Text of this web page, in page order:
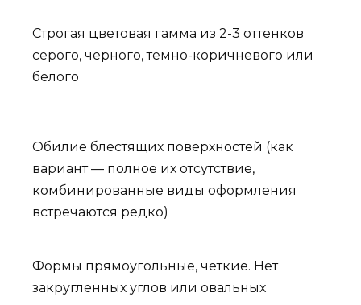
Строгая цветовая гамма из 2-3 оттенков
серого, черного, темно-коричневого или
белого
Обилие блестящих поверхностей (как
вариант — полное их отсутствие,
комбинированные виды оформления
встречаются редко)
Формы прямоугольные, четкие. Нет
закругленных углов или овальных